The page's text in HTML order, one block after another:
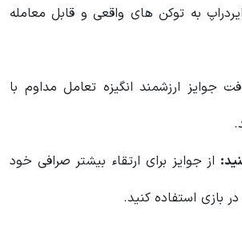
به توکن های واقعی و قابل معامله
جوایز ارزشمند انگیزه تعامل مداوم با
از جوایز برای ارتقاء بیشتر صرافی خود
بازی استفاده کنید.